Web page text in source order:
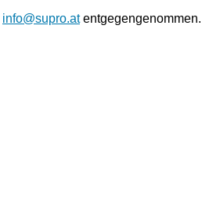
info@supro.atentgegengenommen.